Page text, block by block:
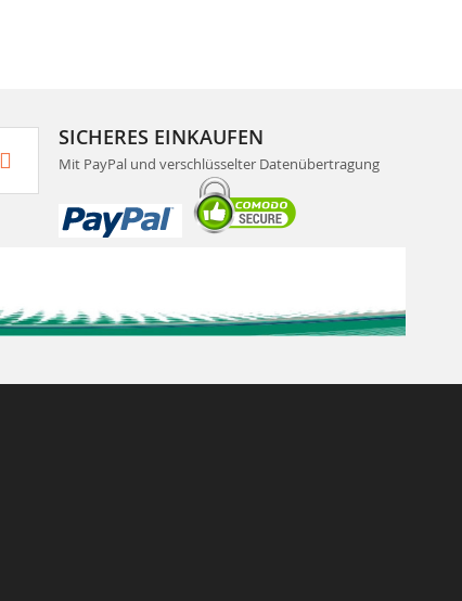
SICHERES EINKAUFEN
Mit PayPal und verschlüsselter Datenübertragung